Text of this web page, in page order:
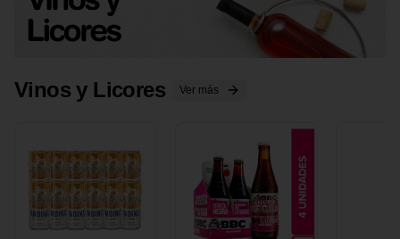
Vinos y Licores Ver más